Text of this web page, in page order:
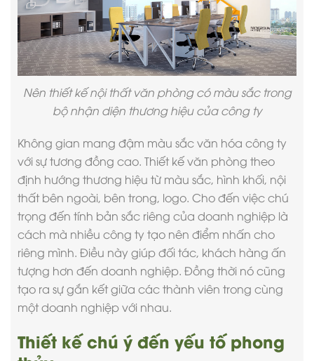
Nên thiết kế nội thất văn phòng có màu sắc trong
bộ nhận diện thương hiệu của công ty
Không gian mang đậm màu sắc văn hóa công ty
với sự tương đồng cao. Thiết kế văn phòng theo
định hướng thương hiệu từ màu sắc, hình khối, nội
thất bên ngoài, bên trong, logo. Cho đến việc chú
trọng đến tính bản sắc riêng của doanh nghiệp là
cách mà nhiều công ty tạo nên điểm nhấn cho
riêng mình. Điều này giúp đối tác, khách hàng ấn
tượng hơn đến doanh nghiệp. Đồng thời nó cũng
tạo ra sự gắn kết giữa các thành viên trong cùng
một doanh nghiệp với nhau.
Thiết kế chú ý đến yếu tố phong